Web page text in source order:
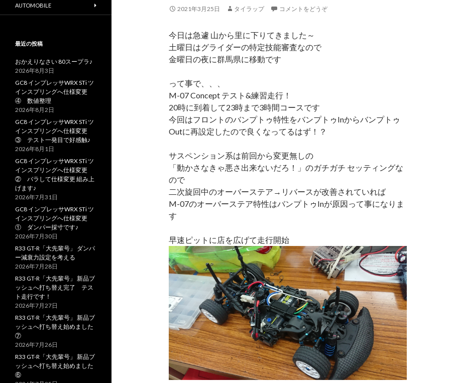
2021年3月25日 タイラップ コメントをどうぞ
今日は急遽 山から里に下りてきました～
土曜日はグライダーの特定技能審査なので
金曜日の夜に群馬県に移動です
って事で、、、
M-07 Concept テスト&練習走行！
20時に到着して23時まで3時間コースです
今回はフロントのバンプトゥ特性をバンプトゥInからバンプトゥ
Outに再設定したので良くなってるはず！？
サスペンション系は前回から変更無しの
「動かさなきゃ悪さ出来ないだろ！」のガチガチ セッティングな
ので
二次旋回中のオーバーステア→リバースが改善されていれば
M-07のオーバーステア特性はバンプトゥInが原因って事になりま
す
早速ピットに店を広げて走行開始
AUTOMOBILE
最近の投稿
おかえりなさい 80スープラ♪
2026年8月3日
GC8 インプレッサWRX STi ツ
インスプリングへ仕様変更
④ 数値整理
2026年8月2日
GC8 インプレッサWRX STi ツ
インスプリングへ仕様変更
③ テスト一発目で好感触♪
2026年8月1日
GC8 インプレッサWRX STi ツ
インスプリングへ仕様変更
② バラして仕様変更 組み上
げます♪
2026年7月31日
GC8 インプレッサWRX STi ツ
インスプリングへ仕様変更
① ダンパー採寸です♪
2026年7月30日
R33 GT-R「大先輩号」 ダンパ
ー減衰力設定を考える
2026年7月28日
R33 GT-R「大先輩号」 新品ブ
ッシュへ打ち替え完了 テス
ト走行です！
2026年7月27日
R33 GT-R「大先輩号」 新品ブ
ッシュへ打ち替え始めました
⑦
2026年7月26日
R33 GT-R「大先輩号」 新品ブ
ッシュへ打ち替え始めました
⑥